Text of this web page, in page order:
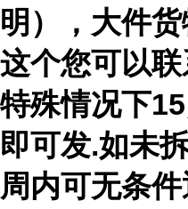
明），大件货
这个您可以
特殊情况下
即可发.如未
周内可无条